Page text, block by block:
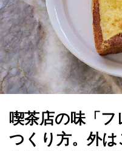
喫茶店の味「
つくり方。外